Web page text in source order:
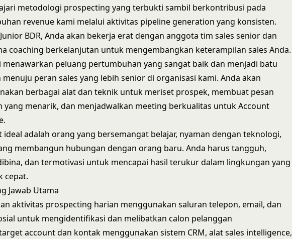
metodologi prospecting yang terbukti sambil berkontribusi pada
revenue kami melalui aktivitas pipeline generation yang konsisten.
BDR, Anda akan bekerja erat dengan anggota tim sales senior dan
coaching berkelanjutan untuk mengembangkan keterampilan sales Anda.
menawarkan peluang pertumbuhan yang sangat baik dan menjadi batu
menuju peran sales yang lebih senior di organisasi kami. Anda akan
berbagai alat dan teknik untuk meriset prospek, membuat pesan
yang menarik, dan menjadwalkan meeting berkualitas untuk Account
ideal adalah orang yang bersemangat belajar, nyaman dengan teknologi,
membangun hubungan dengan orang baru. Anda harus tangguh,
dan termotivasi untuk mencapai hasil terukur dalam lingkungan yang
cepat.
Jawab Utama
aktivitas prospecting harian menggunakan saluran telepon, email, dan
untuk mengidentifikasi dan melibatkan calon pelanggan
account dan kontak menggunakan sistem CRM, alat sales intelligence,